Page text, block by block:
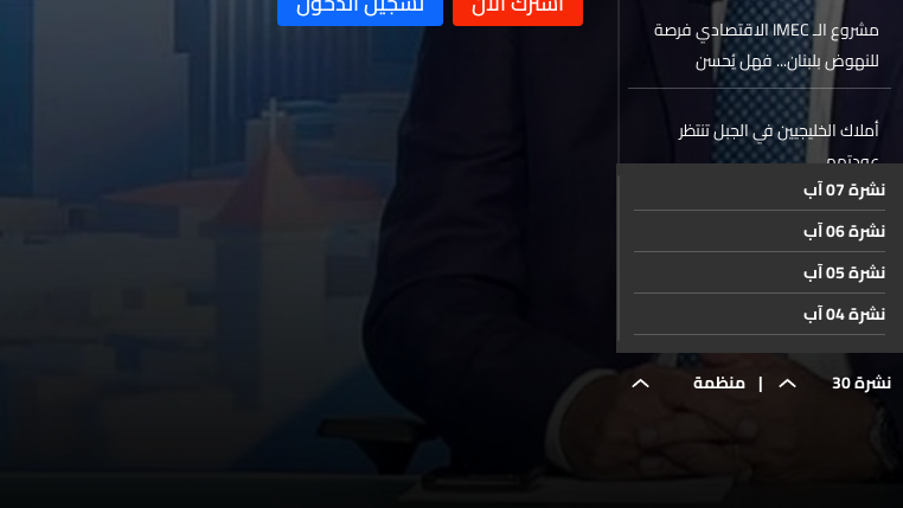
مشروع الـ IMEC الاقتصادي فرصة
للنهوض بلبنان... فهل يُحسن
الاستفادة منها؟
أملاك الخليجيين في الجبل تنتظر
عودتهم
إيران تقول إنها ستعقد على الأرجح
مباحثات في قطر بشأن أصولها
المجمّدة الأربعاء
رسم على المستوردات لتمويل
النفايات... قرار يُعلّق وسط اعتراضات
واسعة
نشرة 30 | منظمة
نشرة 07 آب
نشرة 06 آب
نشرة 05 آب
نشرة 04 آب
نشرة 03 آب
نشرة 02 آب